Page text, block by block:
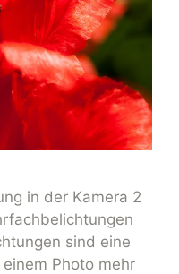
in der Kamera 2
sind eine
Photo mehr